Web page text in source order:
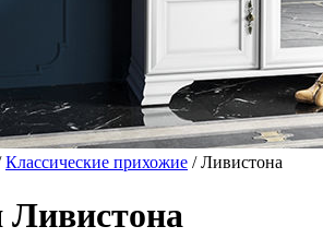
Классические прихожие / Ливистона